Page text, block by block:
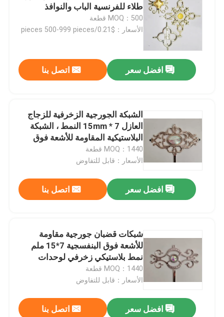
بار بوتيل فاصل
نوافذ الجورجية بار
شريط بوتيل مانع التسرب
وسادة الفلين
المجفف المنخل الجزيئي
آلة ثني الألومنيوم
ملحقات الزجاج المزودة
ملحقات زجاجية أخرى
طلاء للفرنسية الباب والنوافذ
MOQ：500 قطعة
الأسعار：$0.21/pieces 500-999 pieces
افضل سعر اتصل بنا
الشبكة الجورجية الزخرفية للزجاج
العازل 7 * 15mm النمط ، الشبكة
البلاستيكية المقاومة للأشعة فوق
البنفسجية
MOQ：1440 قطعة
الأسعار：قابل للتفاوض
افضل سعر اتصل بنا
شبكات قضبان جورجية مقاومة
للأشعة فوق البنفسجية 7*15 ملم
نمط بلاستيكي زخرفي لوحدات
الزجاج العازل (IGU)
MOQ：1440 قطعة
الأسعار：قابل للتفاوض
افضل سعر اتصل بنا